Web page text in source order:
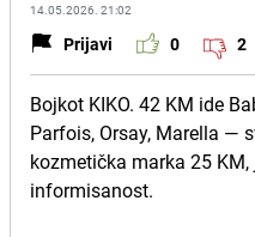
14.05.2026. 21:02
Prijavi 0 2
Bojkot KIKO. 42 KM ide
Parfois, Orsay, Marella —
kozmetička marka 25
informisanost.